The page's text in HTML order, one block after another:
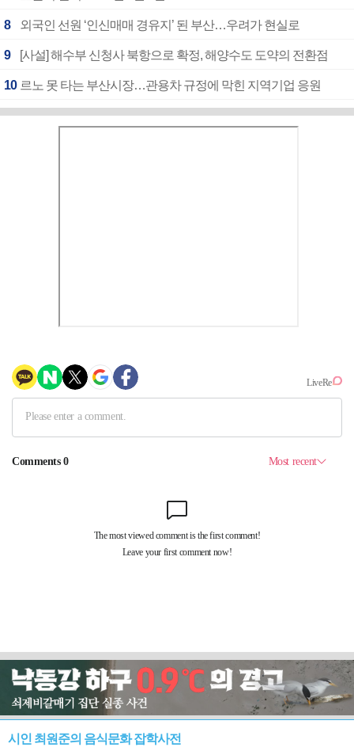
8 외국인 선원 ‘인신매매 경유지’ 된 부산…우려가 현실로
9 [사설] 해수부 신청사 북항으로 확정, 해양수도 도약의 전환점
10 르노 못 타는 부산시장…관용차 규정에 막힌 지역기업 응원
시인 최원준의 음식문화 잡학사전